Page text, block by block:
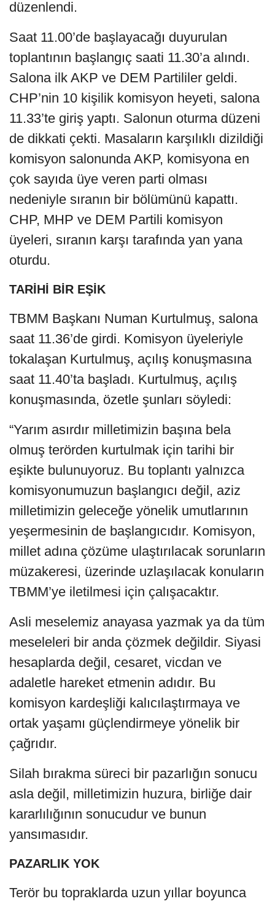
düzenlendi.
Saat 11.00’de başlayacağı duyurulan
toplantının başlangıç saati 11.30’a alındı.
Salona ilk AKP ve DEM Partililer geldi.
CHP’nin 10 kişilik komisyon heyeti, salona
11.33’te giriş yaptı. Salonun oturma düzeni
de dikkati çekti. Masaların karşılıklı dizildiği
komisyon salonunda AKP, komisyona en
çok sayıda üye veren parti olması
nedeniyle sıranın bir bölümünü kapattı.
CHP, MHP ve DEM Partili komisyon
üyeleri, sıranın karşı tarafında yan yana
oturdu.
TARİHİ BİR EŞİK
TBMM Başkanı Numan Kurtulmuş, salona
saat 11.36’de girdi. Komisyon üyeleriyle
tokalaşan Kurtulmuş, açılış konuşmasına
saat 11.40’ta başladı. Kurtulmuş, açılış
konuşmasında, özetle şunları söyledi:
“Yarım asırdır milletimizin başına bela
olmuş terörden kurtulmak için tarihi bir
eşikte bulunuyoruz. Bu toplantı yalnızca
komisyonumuzun başlangıcı değil, aziz
milletimizin geleceğe yönelik umutlarının
yeşermesinin de başlangıcıdır. Komisyon,
millet adına çözüme ulaştırılacak sorunların
müzakeresi, üzerinde uzlaşılacak konuların
TBMM’ye iletilmesi için çalışacaktır.
Asli meselemiz anayasa yazmak ya da tüm
meseleleri bir anda çözmek değildir. Siyasi
hesaplarda değil, cesaret, vicdan ve
adaletle hareket etmenin adıdır. Bu
komisyon kardeşliği kalıcılaştırmaya ve
ortak yaşamı güçlendirmeye yönelik bir
çağrıdır.
Silah bırakma süreci bir pazarlığın sonucu
asla değil, milletimizin huzura, birliğe dair
kararlılığının sonucudur ve bunun
yansımasıdır.
PAZARLIK YOK
Terör bu topraklarda uzun yıllar boyunca